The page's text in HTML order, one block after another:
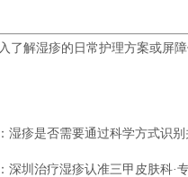
了解湿疹的日常护理方案或屏
湿疹是否需要通过科学方式识别
深圳治疗湿疹认准三甲皮肤科·